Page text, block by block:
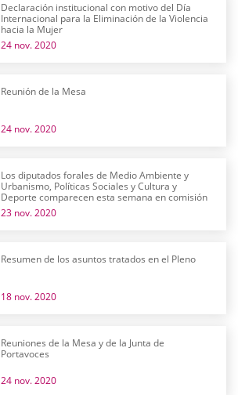
Declaración institucional con motivo del Día
Internacional para la Eliminación de la Violencia
hacia la Mujer
24 nov. 2020
Reunión de la Mesa
24 nov. 2020
Los diputados forales de Medio Ambiente y
Urbanismo, Políticas Sociales y Cultura y
Deporte comparecen esta semana en comisión
23 nov. 2020
Resumen de los asuntos tratados en el Pleno
18 nov. 2020
Reuniones de la Mesa y de la Junta de
Portavoces
24 nov. 2020